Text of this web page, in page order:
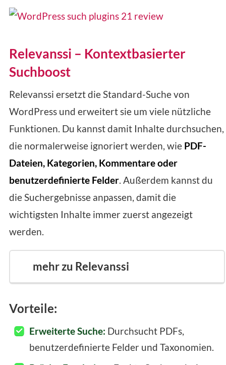
Relevanssi – Kontextbasierter
Suchboost
Relevanssi ersetzt die Standard-Suche von
WordPress und erweitert sie um viele nützliche
Funktionen. Du kannst damit Inhalte durchsuchen,
die normalerweise ignoriert werden, wie PDF-
Dateien, Kategorien, Kommentare oder
benutzerdefinierte Felder. Außerdem kannst du
die Suchergebnisse anpassen, damit die
wichtigsten Inhalte immer zuerst angezeigt
werden.
mehr zu Relevanssi
Vorteile:
Erweiterte Suche: Durchsucht PDFs,
benutzerdefinierte Felder und Taxonomien.